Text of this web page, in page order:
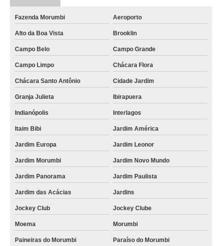
Fazenda Morumbi Aeroporto
Alto da Boa Vista Brooklin
Campo Belo Campo Grande
Campo Limpo Chácara Flora
Chácara Santo Antônio Cidade Jardim
Granja Julieta Ibirapuera
Indianópolis Interlagos
Itaim Bibi Jardim América
Jardim Europa Jardim Leonor
Jardim Morumbi Jardim Novo Mundo
Jardim Panorama Jardim Paulista
Jardim das Acácias Jardins
Jockey Club Jockey Clube
Moema Morumbi
Paineiras do Morumbi Paraíso do Morumbi